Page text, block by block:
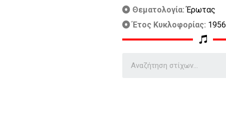
Θεματολογία:Έρωτας
Έτος Κυκλοφορίας: 1956